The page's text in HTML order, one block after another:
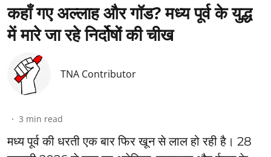
कहाँ गए अल्लाह और गॉड? मध्य पूर्व के युद्ध
में मारे जा रहे निर्दोषों की चीख
TNA Contributor
3 min read
मध्य पूर्व की धरती एक बार फिर खून से लाल हो रही है। 28